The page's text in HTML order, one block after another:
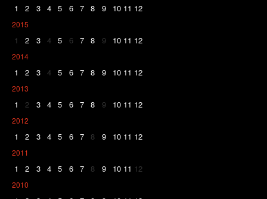
1 2 3 4 5 6 7 8 9 10 11 12
2015
1 2 3 4 5 6 7 8 9 10 11 12
2014
1 2 3 4 5 6 7 8 9 10 11 12
2013
1 2 3 4 5 6 7 8 9 10 11 12
2012
1 2 3 4 5 6 7 8 9 10 11 12
2011
1 2 3 4 5 6 7 8 9 10 11 12
2010